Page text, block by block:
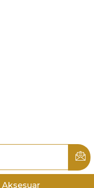
Aksesuar